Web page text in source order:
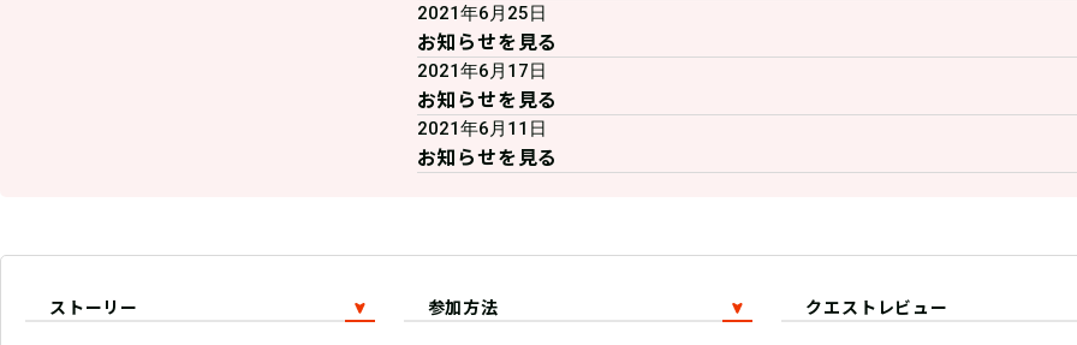
2021年6月25日
お知らせを見る
2021年6月17日
お知らせを見る
2021年6月11日
お知らせを見る
ストーリー 参加方法 クエストレビュー